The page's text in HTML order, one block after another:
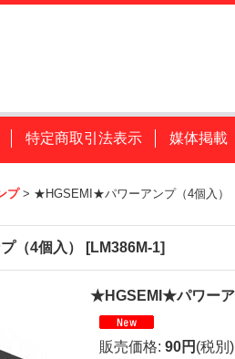
特定商取引法表示 媒体掲載
プ > ★HGSEMI★パワーアンプ（4個入）
（4個入） [LM386M-1]
★HGSEMI★パワーア
販売価格: 90円 (税別)